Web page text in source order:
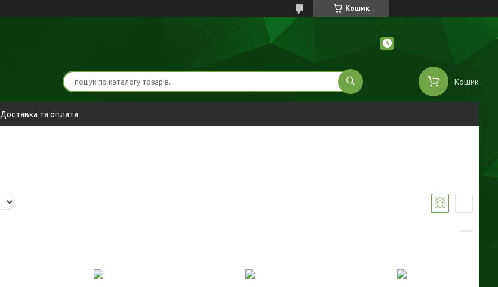
Кошик
Кошик
Доставка та оплата